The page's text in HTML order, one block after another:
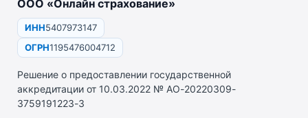
ООО «Онлайн страхование»
ИНН5407973147
ОГРН1195476004712
Решение о предоставлении государственной
аккредитации от 10.03.2022 № АО-20220309-
3759191223-3